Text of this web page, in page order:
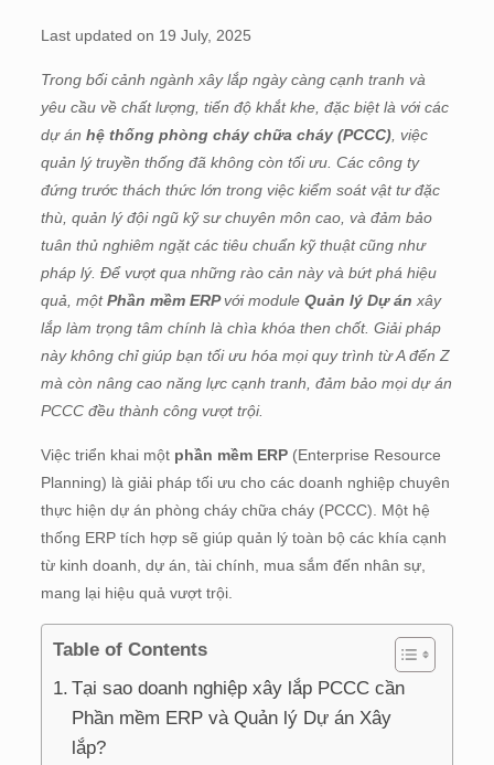
Last updated on 19 July, 2025
Trong bối cảnh ngành xây lắp ngày càng cạnh tranh và
yêu cầu về chất lượng, tiến độ khắt khe, đặc biệt là với các
dự án hệ thống phòng cháy chữa cháy (PCCC), việc
quản lý truyền thống đã không còn tối ưu. Các công ty
đứng trước thách thức lớn trong việc kiểm soát vật tư đặc
thù, quản lý đội ngũ kỹ sư chuyên môn cao, và đảm bảo
tuân thủ nghiêm ngặt các tiêu chuẩn kỹ thuật cũng như
pháp lý. Để vượt qua những rào cản này và bứt phá hiệu
quả, mộtPhần mềm ERPvới module Quản lý Dự án xây
lắp làm trọng tâm chính là chìa khóa then chốt. Giải pháp
này không chỉ giúp bạn tối ưu hóa mọi quy trình từ A đến Z
mà còn nâng cao năng lực cạnh tranh, đảm bảo mọi dự án
PCCC đều thành công vượt trội.
Việc triển khai một phần mềm ERP(Enterprise Resource
Planning) là giải pháp tối ưu cho các doanh nghiệp chuyên
thực hiện dự án phòng cháy chữa cháy (PCCC). Một hệ
thống ERP tích hợp sẽ giúp quản lý toàn bộ các khía cạnh
từ kinh doanh, dự án, tài chính, mua sắm đến nhân sự,
mang lại hiệu quả vượt trội.
Table of Contents
Tại sao doanh nghiệp xây lắp PCCC cần
Phần mềm ERP và Quản lý Dự án Xây
lắp?